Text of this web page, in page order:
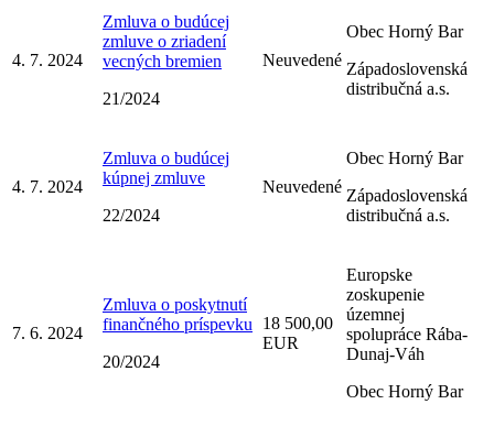
4. 7. 2024
Zmluva o budúcej
zmluve o zriadení
vecných bremien
21/2024
Neuvedené
Obec Horný Bar
Západoslovenská
distribučná a.s.
4. 7. 2024
Zmluva o budúcej
kúpnej zmluve
22/2024
Neuvedené
Obec Horný Bar
Západoslovenská
distribučná a.s.
7. 6. 2024
Zmluva o poskytnutí
finančného príspevku
20/2024
18 500,00
EUR
Europske
zoskupenie
územnej
spolupráce Rába-
Dunaj-Váh
Obec Horný Bar